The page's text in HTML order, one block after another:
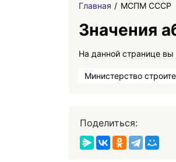
Главная МСПМ СССР
Значения
Министерство
Поделиться: